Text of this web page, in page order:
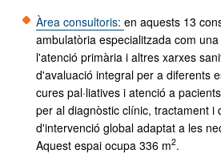
Àrea consultoris: en aquests 13
ambulatòria especialitzada com
l'atenció primària i altres xarxes
d'avaluació integral per a diferents
cures pal·liatives i atenció a
per al diagnòstic clínic, tractament i
d'intervenció global adaptat a les
Aquest espai ocupa 336 m2.